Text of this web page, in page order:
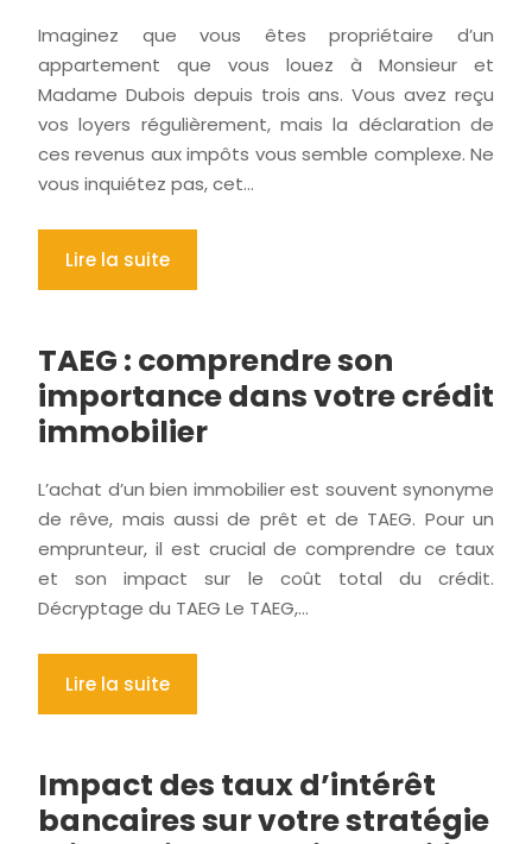
Imaginez que vous êtes propriétaire d’un
appartement que vous louez à Monsieur et
Madame Dubois depuis trois ans. Vous avez reçu
vos loyers régulièrement, mais la déclaration de
ces revenus aux impôts vous semble complexe. Ne
vous inquiétez pas, cet…
Lire la suite
TAEG : comprendre son
importance dans votre crédit
immobilier
L’achat d’un bien immobilier est souvent synonyme
de rêve, mais aussi de prêt et de TAEG. Pour un
emprunteur, il est crucial de comprendre ce taux
et son impact sur le coût total du crédit.
Décryptage du TAEG Le TAEG,…
Lire la suite
Impact des taux d’intérêt
bancaires sur votre stratégie